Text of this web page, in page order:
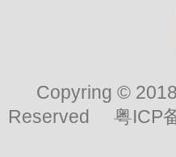
Copyring ©
Reserved 粤ICP